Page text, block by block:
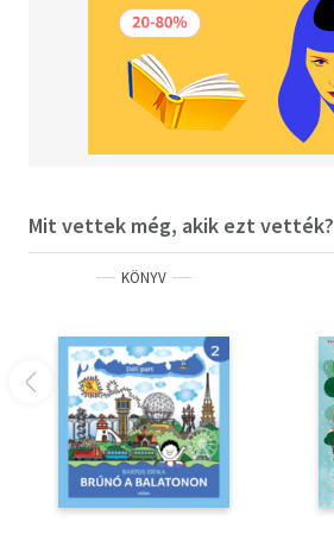
Mit vettek még, akik ezt vették?
KÖNYV